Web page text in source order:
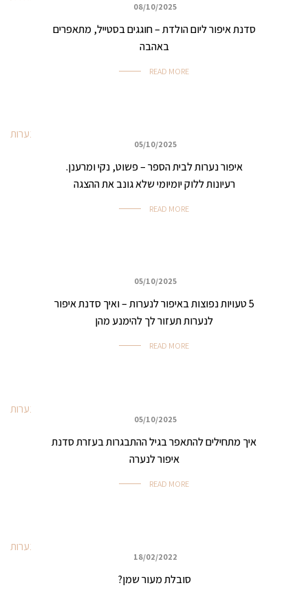
08/10/2025
סדנת איפור ליום הולדת – חוגגים בסטייל, מתאפרים
באהבה
READ MORE
05/10/2025
איפור נערות לבית הספר – פשוט, נקי ומרענן.
רעיונות ללוק יומיומי שלא גונב את ההצגה
READ MORE
05/10/2025
5 טעויות נפוצות באיפור לנערות – ואיך סדנת איפור
לנערות תעזור לך להימנע מהן
READ MORE
05/10/2025
איך מתחילים להתאפר בגיל ההתבגרות בעזרת סדנת
איפור לנערה
READ MORE
18/02/2022
סובלת מעור שמן?